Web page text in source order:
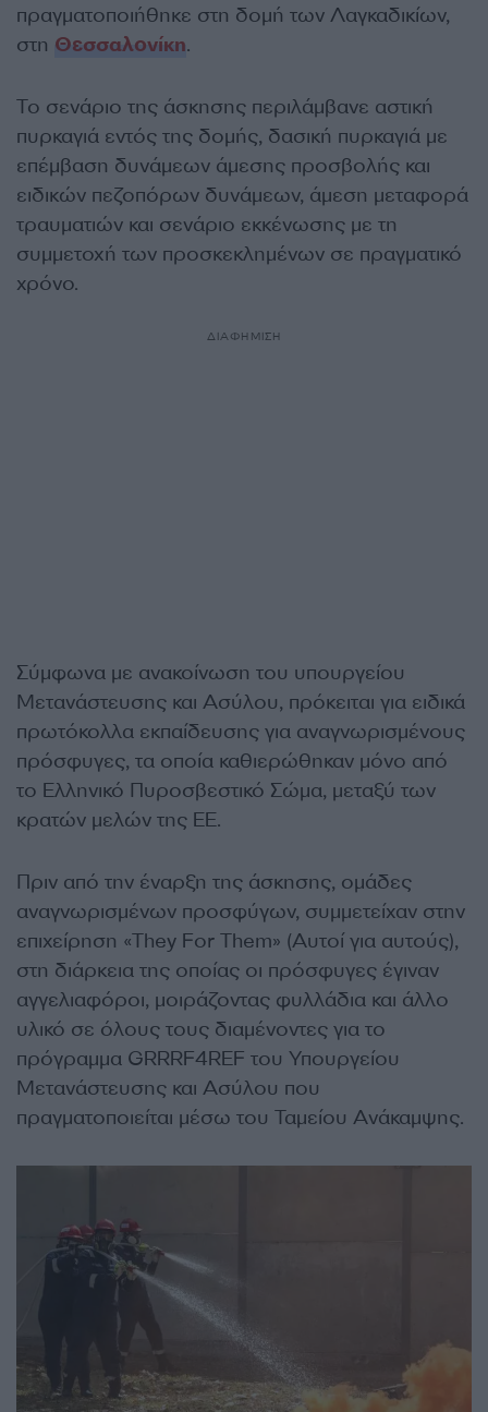
πραγματοποιήθηκε στη δομή των Λαγκαδικίων,
στη Θεσσαλονίκη.
Το σενάριο της άσκησης περιλάμβανε αστική
πυρκαγιά εντός της δομής, δασική πυρκαγιά με
επέμβαση δυνάμεων άμεσης προσβολής και
ειδικών πεζοπόρων δυνάμεων, άμεση μεταφορά
τραυματιών και σενάριο εκκένωσης με τη
συμμετοχή των προσκεκλημένων σε πραγματικό
χρόνο.
ΔΙΑΦΗΜΙΣΗ
Σύμφωνα με ανακοίνωση του υπουργείου
Μετανάστευσης και Ασύλου, πρόκειται για ειδικά
πρωτόκολλα εκπαίδευσης για αναγνωρισμένους
πρόσφυγες, τα οποία καθιερώθηκαν μόνο από
το Ελληνικό Πυροσβεστικό Σώμα, μεταξύ των
κρατών μελών της ΕΕ.
Πριν από την έναρξη της άσκησης, ομάδες
αναγνωρισμένων προσφύγων, συμμετείχαν στην
επιχείρηση «They For Them» (Αυτοί για αυτούς),
στη διάρκεια της οποίας οι πρόσφυγες έγιναν
αγγελιαφόροι, μοιράζοντας φυλλάδια και άλλο
υλικό σε όλους τους διαμένοντες για το
πρόγραμμα GRRRF4REF του Υπουργείου
Μετανάστευσης και Ασύλου που
πραγματοποιείται μέσω του Ταμείου Ανάκαμψης.